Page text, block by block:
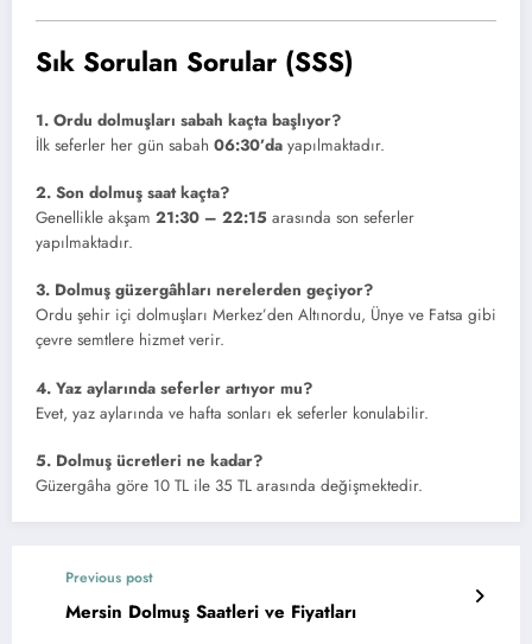
Sık Sorulan Sorular (SSS)
1. Ordu dolmuşları sabah kaçta başlıyor?
İlk seferler her gün sabah 06:30’da yapılmaktadır.
2. Son dolmuş saat kaçta?
Genellikle akşam 21:30 – 22:15 arasında son seferler
yapılmaktadır.
3. Dolmuş güzergâhları nerelerden geçiyor?
Ordu şehir içi dolmuşları Merkez’den Altınordu, Ünye ve Fatsa gibi
çevre semtlere hizmet verir.
4. Yaz aylarında seferler artıyor mu?
Evet, yaz aylarında ve hafta sonları ek seferler konulabilir.
5. Dolmuş ücretleri ne kadar?
Güzergâha göre 10 TL ile 35 TL arasında değişmektedir.
Previous post
Mersin Dolmuş Saatleri ve Fiyatları